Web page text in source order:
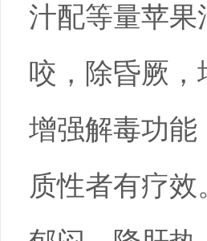
汁配等量苹果
咬，除昏厥
增强解毒功
质性者有疗